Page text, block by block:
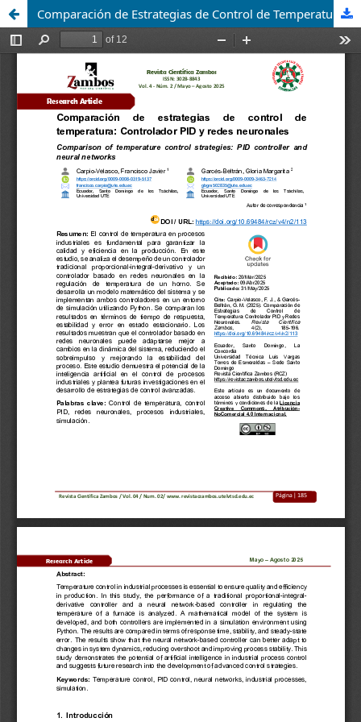
Comparación de Estrategias de Control de Temperatura: Controlador PID y Redes Neuronales